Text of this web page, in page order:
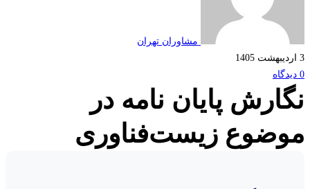
مشاوران تهران
پایان نامه در
زیست‌فناوری